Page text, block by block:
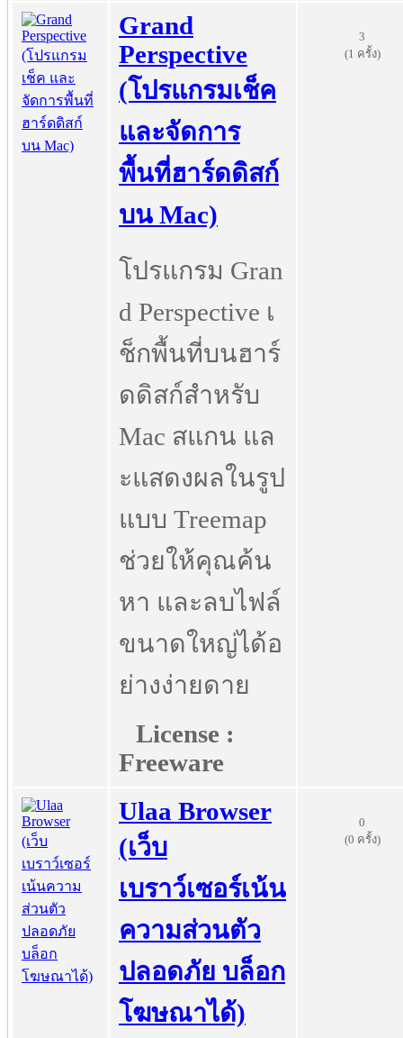
Grand
Perspective
(โปรแกรมเช็ค
และจัดการ
พื้นที่ฮาร์ดดิสก์
บน Mac)
โปรแกรม Gran
d Perspective เ
ช็กพื้นที่บนฮาร์
ดดิสก์สำหรับ
Mac สแกน แล
ะแสดงผลในรูป
แบบ Treemap
ช่วยให้คุณค้น
หา และลบไฟล์
ขนาดใหญ่ได้อ
ย่างง่ายดาย
License :
Freeware
3
(1 ครั้ง)
Ulaa Browser
(เว็บ
เบราว์เซอร์เน้น
ความส่วนตัว
ปลอดภัย บล็อก
โฆษณาได้)
0
(0 ครั้ง)